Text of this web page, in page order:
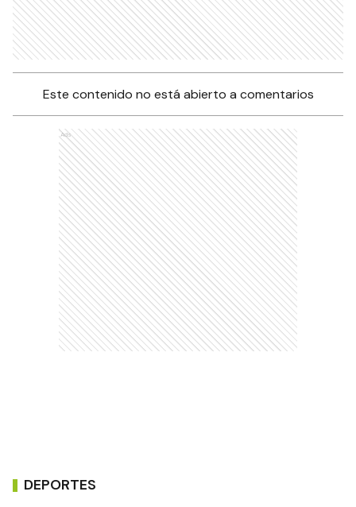
Este contenido no está abierto a comentarios
Ads
DEPORTES